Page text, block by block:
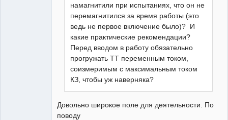
намагнитили при испытаниях, что он не
перемагнитился за время работы (это
ведь не первое включение было)? И
какие практические рекомендации?
Перед вводом в работу обязательно
прогружать ТТ переменным током,
соизмеримым с максимальным током
КЗ, чтобы уж наверняка?
Довольно широкое поле для деятельности. По
поводу